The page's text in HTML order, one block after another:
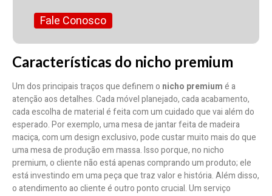
Fale Conosco
Características do nicho premium
Um dos principais traços que definem o nicho premiumé a
atenção aos detalhes. Cada móvel planejado, cada acabamento,
cada escolha de material é feita com um cuidado que vai além do
esperado. Por exemplo, uma mesa de jantar feita de madeira
maciça, com um design exclusivo, pode custar muito mais do que
uma mesa de produção em massa. Isso porque, no nicho
premium, o cliente não está apenas comprando um produto; ele
está investindo em uma peça que traz valor e história. Além disso,
o atendimento ao cliente é outro ponto crucial. Um serviço